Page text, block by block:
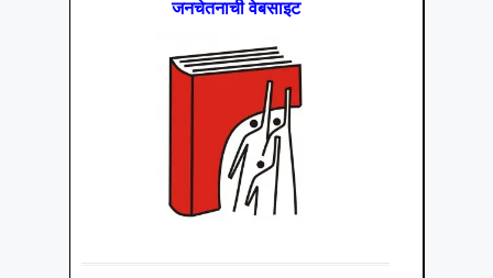
जनचेतनाची वेबसाइट